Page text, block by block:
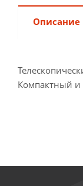
Описание
Компактный и